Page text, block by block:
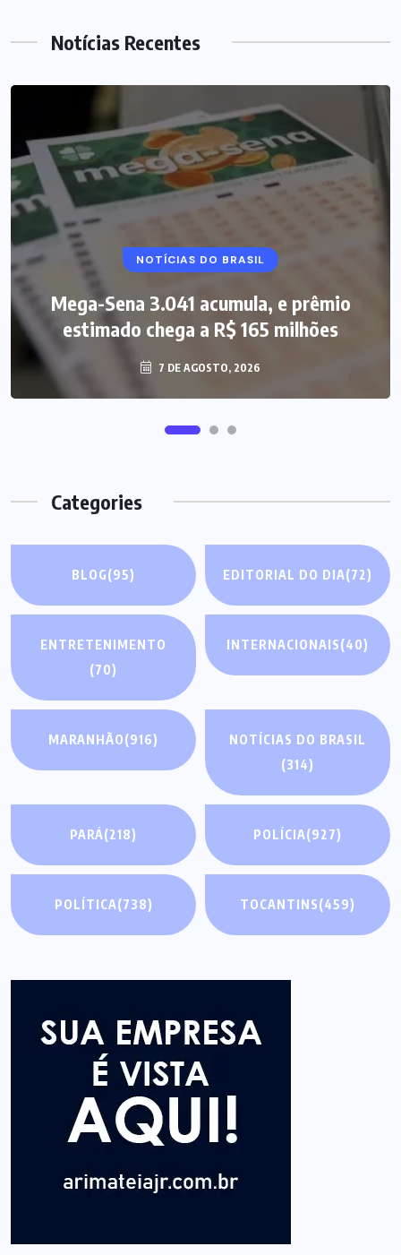
Notícias Recentes
NOTÍCIAS DO BRASIL
Mega-Sena 3.041 acumula, e prêmio
estimado chega a R$ 165 milhões
7 DE AGOSTO, 2026
Categories
BLOG(95) EDITORIAL DO DIA(72)
ENTRETENIMENTO
(70)
INTERNACIONAIS(40)
MARANHÃO(916)
NOTÍCIAS DO BRASIL
(314)
PARÁ(218) POLÍCIA(927)
POLÍTICA(738) TOCANTINS(459)